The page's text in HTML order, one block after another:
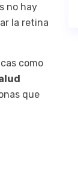
no hay
la retina
como
que